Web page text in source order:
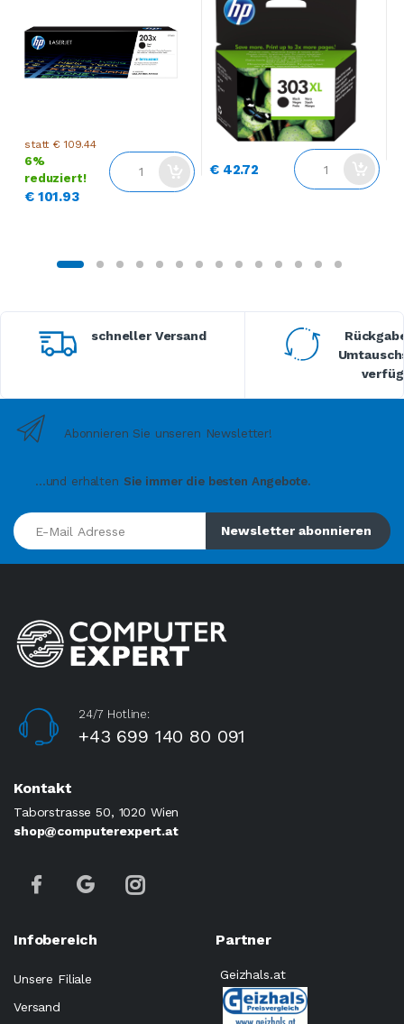
statt € 109.44
6%
reduziert!
€ 101.93
€ 42.72
schneller Versand
Abonnieren Sie unseren Newsletter!
...und erhalten Sie immer die besten Angebote.
E-Mail Adresse
Newsletter abonnieren
24/7 Hotline:
+43 699 140 80 091
Kontakt
Taborstrasse 50, 1020 Wien
shop@computerexpert.at
Infobereich
Unsere Filiale
Versand
Partner
Geizhals.at